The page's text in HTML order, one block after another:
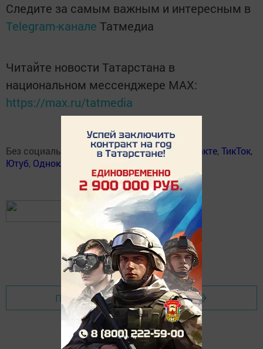
Следите за самым важным и интересным в
Telegram-канале Татмедиа
Читайте новости Татарстана в
национальном мессенджере MАХ:
https://max.ru/tatmedia
Без социаль челтәрләрдә:Телеграм,ВКонтакте,ТикТок,
Ютуб, Одноклассники
Перейти на страницу новости